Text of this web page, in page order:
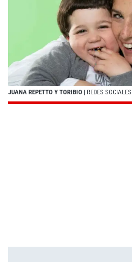
JUANA REPETTO Y TORIBIO | REDES SOCIALES